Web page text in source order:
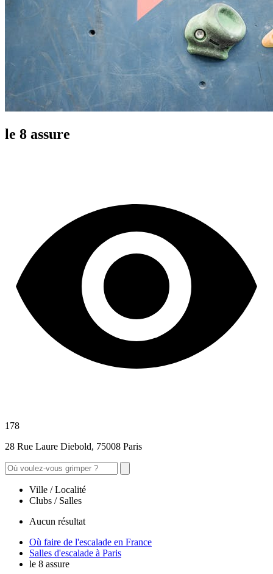
le 8 assure
178
28 Rue Laure Diebold, 75008 Paris
Ville / Localité
Clubs / Salles
Aucun résultat
Où faire de l'escalade en France
Salles d'escalade à Paris
le 8 assure